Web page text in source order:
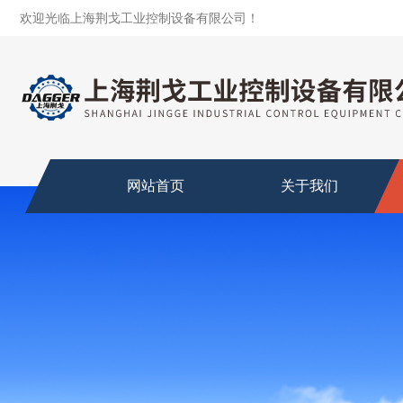
欢迎光临上海荆戈工业控制设备有限公司！
网站首页 关于我们